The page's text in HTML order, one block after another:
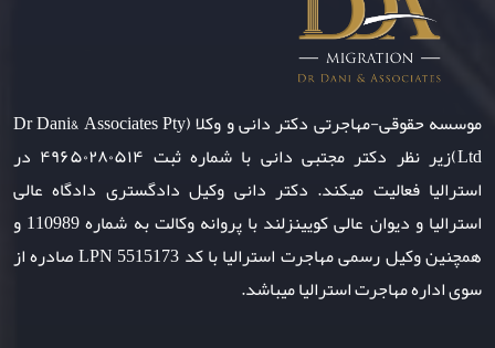
موسسه حقوقی-مهاجرتی دکتر دانی و وکلا (Dr Dani& Associates Pty
Ltd)زیر نظر دکتر مجتبی دانی با شماره ثبت ۴۹۶۵۰۲۸۰۵۱۴ در
استرالیا فعالیت میکند. دکتر دانی وکیل دادگستری دادگاه عالی
استرالیا و دیوان عالی کویینزلند با پروانه وکالت به شماره 110989 و
همچنین وکیل رسمی مهاجرت استرالیا با کد LPN 5515173 صادره از
سوی اداره مهاجرت استرالیا میباشد.